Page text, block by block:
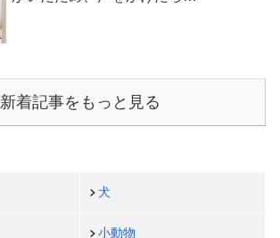
新着記事をもっと見る
犬
小動物